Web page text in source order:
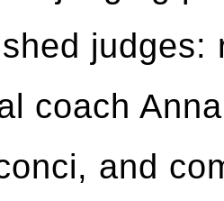
judges:
coach
and